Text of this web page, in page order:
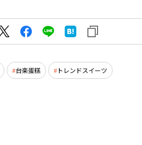
台楽蛋糕 トレンドスイーツ